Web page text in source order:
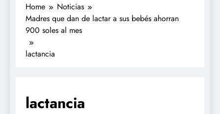
Home
Noticias
Madres que dan de lactar a sus bebés ahorran
900 soles al mes
lactancia
lactancia